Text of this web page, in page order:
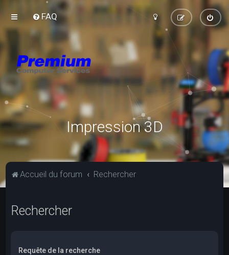
FAQ
Impression 3D
Accueil du forum Rechercher
Rechercher
Requête de la recherche